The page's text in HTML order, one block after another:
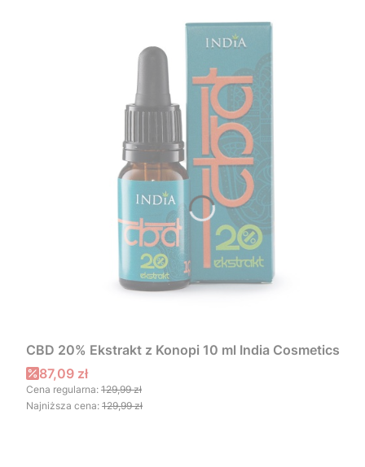
CBD 20% Ekstrakt z Konopi 10 ml India Cosmetics
Cena promocyjna
87,09 zł
Cena regularna: 129,99 zł
Najniższa cena: 129,99 zł